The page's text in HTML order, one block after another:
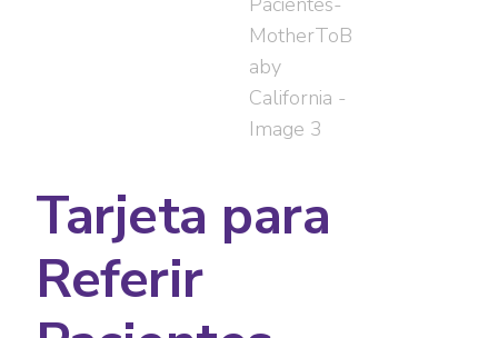
Tarjeta para
Referir